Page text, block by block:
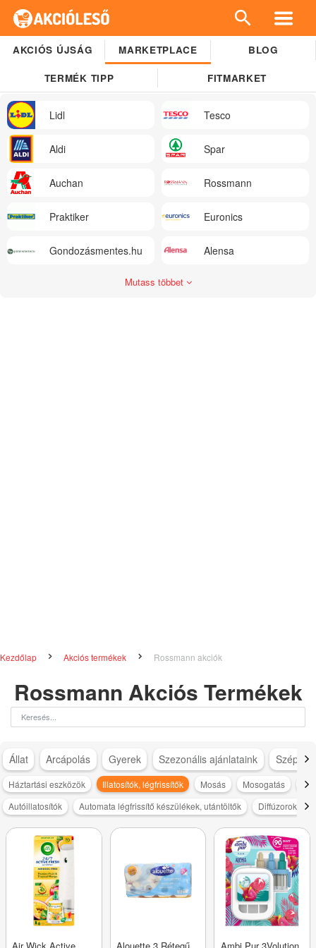
AKCIÓS ÚJSÁG MARKETPLACE BLOG
TERMÉK TIPP FITMARKET
Lidl Tesco
Aldi Spar
Auchan Rossmann
Praktiker Euronics
Gondozásmentes.hu Alensa
Mutass többet
Kezdőlap Akciós termékek Rossmann akciók
Rossmann Akciós Termékek
Állat Arcápolás Gyerek Szezonális ajánlataink
Háztartási eszközök Illatosítók, légfrissítők Mosás Mosogatás
Autóillatosítók
Automata légfrissítő készülékek, utántöltők Diffúzorok